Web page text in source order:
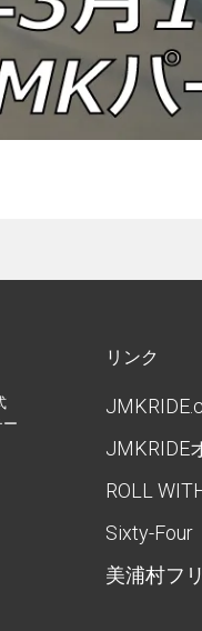
ー
リンク
JMKRIDE
ROLL
Sixty-Four
美浦村フ